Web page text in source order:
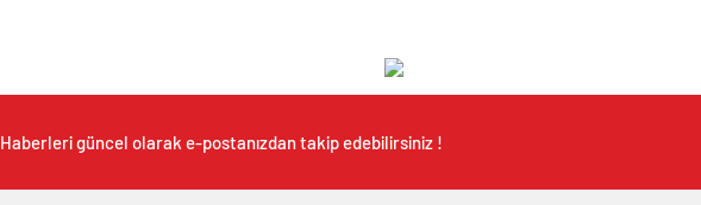
Haberleri güncel olarak e-postanızdan takip edebilirsiniz !